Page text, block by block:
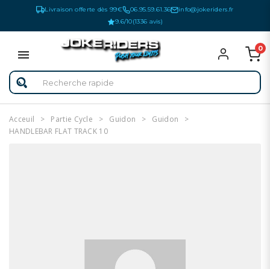
Livraison offerte dès 99€ 06.95.59.61.36
info@jokeriders.fr
9.6/10(1336 avis)
0
Acceuil Partie Cycle Guidon
Guidon
HANDLEBAR FLAT TRACK 10